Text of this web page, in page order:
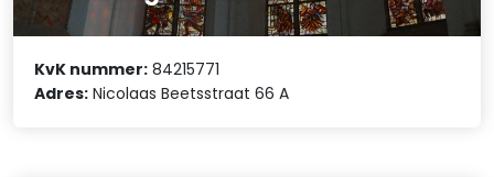
KvK nummer: 84215771
Adres: Nicolaas Beetsstraat 66 A